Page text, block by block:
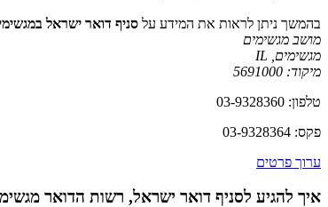
בהמשך ניתן לראות את המידע על סניף דואר ישראל
מושב מגשימים
מגשימים IL
מיקוד: 5691000
טלפון: 03-9328360
פקס: 03-9328364
ערוך פרטים
איך להגיע לסניף דואר ישראל, רשות הדואר